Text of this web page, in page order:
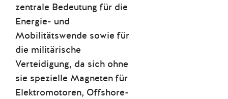
zentrale Bedeutung für die
Energie- und
Mobilitätswende sowie für
die militärische
Verteidigung, da sich ohne
sie spezielle Magneten für
Elektromotoren, Offshore-